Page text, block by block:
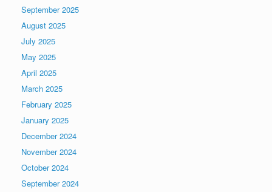
September 2025
August 2025
July 2025
May 2025
April 2025
March 2025
February 2025
January 2025
December 2024
November 2024
October 2024
September 2024